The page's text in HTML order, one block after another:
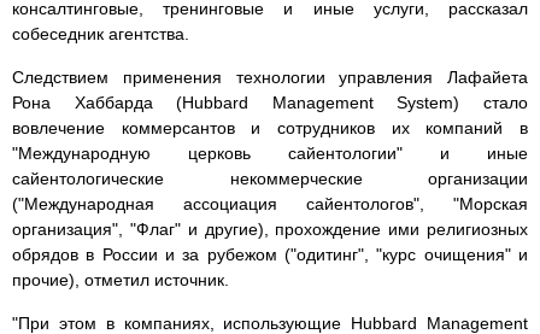
консалтинговые, тренинговые и иные услуги, рассказал
собеседник агентства.
Следствием применения технологии управления Лафайета
Рона Хаббарда (Hubbard Management System) стало
вовлечение коммерсантов и сотрудников их компаний в
"Международную церковь сайентологии" и иные
сайентологические некоммерческие организации
("Международная ассоциация сайентологов", "Морская
организация", "Флаг" и другие), прохождение ими религиозных
обрядов в России и за рубежом ("одитинг", "курс очищения" и
прочие), отметил источник.
"При этом в компаниях, использующие Hubbard Management